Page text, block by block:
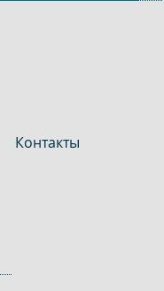
Контакты